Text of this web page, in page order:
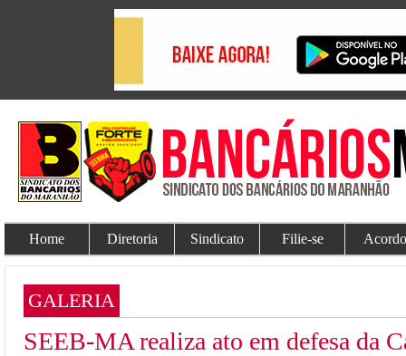
Home Diretoria Sindicato Filie-se
GALERIA
SEEB-MA realiza ato em defesa da